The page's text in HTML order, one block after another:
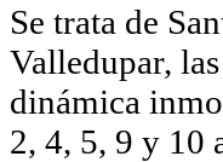
Se trata de
Valledupar,
dinámica
2, 4, 5, 9 y 10